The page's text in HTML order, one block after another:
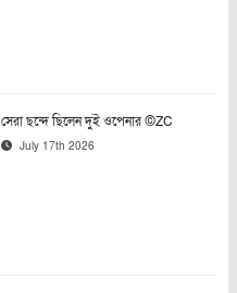
সেরা ছন্দে ছিলেন দুই ওপেনার ©ZC
July 17th 2026